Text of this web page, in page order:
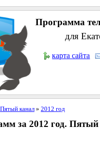
Программа
для
карта сайта
Пятый канал» 2012 год
за 2012 год.